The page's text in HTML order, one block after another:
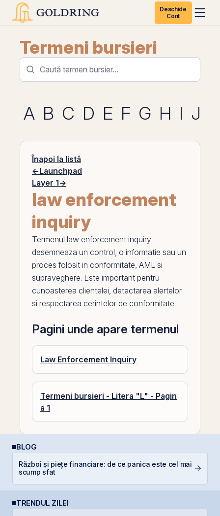
Deschide
Cont
Termeni bursieri
A B C D E F G H I J
Înapoi la listă
←Launchpad
Layer 1→
law enforcement
inquiry
Termenul law enforcement inquiry
desemneaza un control, o informatie sau un
proces folosit in conformitate, AML si
supraveghere. Este important pentru
cunoasterea clientelei, detectarea alertelor
si respectarea cerintelor de conformitate.
Pagini unde apare termenul
Law Enforcement Inquiry
Termeni bursieri - Litera "L" - Pagin
a 1
BLOG
Război și piețe financiare: de ce panica este cel mai
scump sfat
TRENDUL ZILEI